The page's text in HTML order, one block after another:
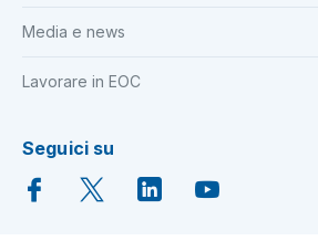
Media e news
Lavorare in EOC
Seguici su